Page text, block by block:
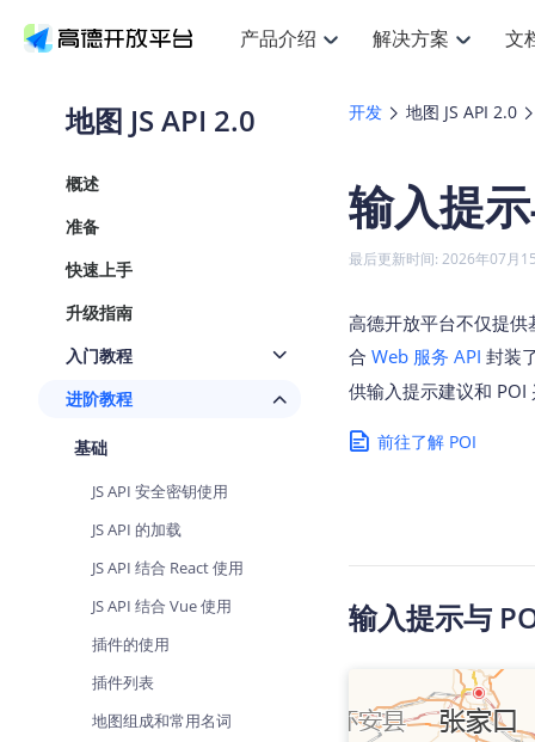
产品介绍
产品介绍
查看全部文档
搜索定位
位置、周边、行政区、ID等查询接口
Android iOS
基于LBS的定位服务
Android iOS
位置名称与经纬度之间转换服务
通过基站、Wifi获取位置信息
导航
轻松
提供
API
提
提供
公
解决方案
解决方案 提供LBS领域的Agent解决方案
提供智能守护与运动出行解决方案
智能眼镜实时导航及智慧出行解决方案
NEW
文
文档与支持
服务支持
查看全部文档
Web高级服务API
JS
数据可视化
地铁图 JS
定价
产品定价
产品定价 产品
企业智图
Android定位
Android定位
JS API提供
商业授权相
地图 JS API 2.0
概述
准备
快速上手
升级指南
入门教程
进阶教程
基础
JS API 安全密钥使用
JS API 的加载
JS API 结合 React 使用
JS API 结合 Vue 使用
插件的使用
插件列表
地图组成和常用名词
开发 地图 JS API 2.0
输入提
最后更新时间: 2026年07月
高德开放平台不仅提供
合 Web 服务 API 封装
供输入提示建议和
前往了解 POI
输入提示与